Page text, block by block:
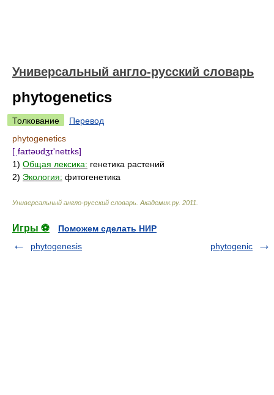
Универсальный англо-русский словарь
phytogenetics
Толкование
Перевод
phytogenetics
[ˌfaɪtəʊdʒɪ'netɪks]
1) Общая лексика: генетика растений
2) Экология: фитогенетика
Универсальный англо-русский словарь Академик.ру. 2011
Игры ⚽
Поможем сделать НИР
phytogenesis
phytogenic